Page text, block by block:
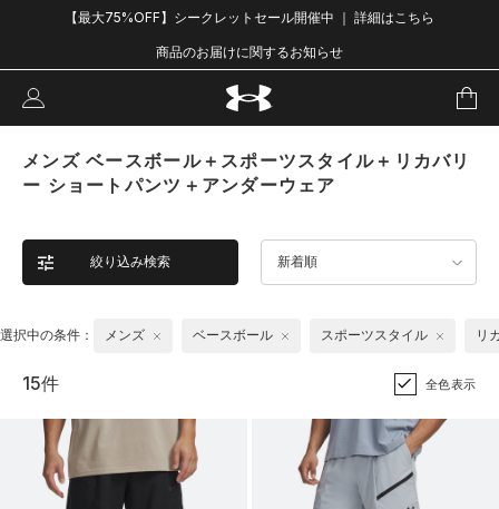
【最大75%OFF】シークレットセール開催中 ｜ 詳細はこちら
商品のお届けに関するお知らせ
メンズ ベースボール＋スポーツスタイル＋リカバリ
ー ショートパンツ＋アンダーウェア
絞り込み検索 新着順
選択中の条件： メンズ ベースボール スポーツスタイル リ
15件 全色表示